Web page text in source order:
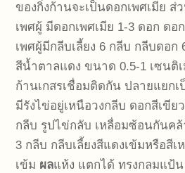
ของกิ่งก้านจะเป็นดอกเพศเมีย ส่
เพศผู้ มีดอกเพศเมีย 1-3 ดอก ด
เพศผู้มีกลีบเลี้ยง 6 กลีบ กลีบดอ
สีน้ำตาลแดง ขนาด 0.5-1 เซนติ
ก้านเกสรเชื่อมติดกัน ปลายแยก
มีรังไข่อยู่เหนือวงกลีบ ดอกสีเขีย
กลีบ รูปไข่กลับ เหลื่อมซ้อนกันคล้
3 กลีบ กลีบเลี้ยงสีแดงเข้มหรือสีเ
เข้ม ผลแห้ง แตกได้ ทรงกลมแป้